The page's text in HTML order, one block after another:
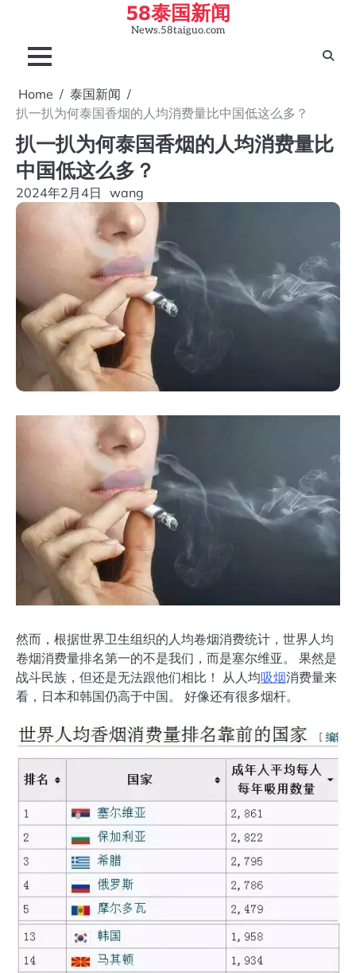
content
58泰国新闻
News.58taiguo.com
Home
泰国新闻
扒一扒为何泰国香烟的人均消费量比中国低这么多？
扒一扒为何泰国香烟的人均消费量比
中国低这么多？
2024年2月4日 wang
然而，根据世界卫生组织的人均卷烟消费统计，世界人均
卷烟消费量排名第一的不是我们，而是塞尔维亚。 果然是
战斗民族，但还是无法跟他们相比！ 从人均吸烟消费量来
看，日本和韩国仍高于中国。 好像还有很多烟杆。